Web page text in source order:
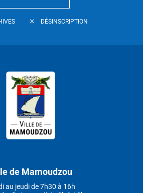
DÉSINSCRIPTION
de Mamoudzou
au jeudi de 7h30 à 16h